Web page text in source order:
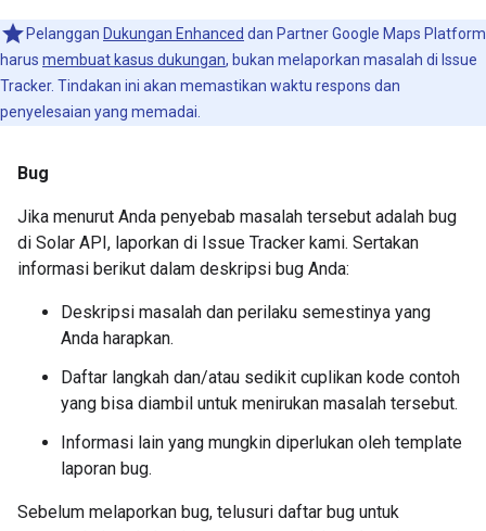
Pelanggan Dukungan Enhanced dan Partner Google Maps Platform
harus membuat kasus dukungan, bukan melaporkan masalah di Issue
Tracker. Tindakan ini akan memastikan waktu respons dan
penyelesaian yang memadai.
Bug
Jika menurut Anda penyebab masalah tersebut adalah bug
di Solar API, laporkan di Issue Tracker kami. Sertakan
informasi berikut dalam deskripsi bug Anda:
Deskripsi masalah dan perilaku semestinya yang
Anda harapkan.
Daftar langkah dan/atau sedikit cuplikan kode contoh
yang bisa diambil untuk menirukan masalah tersebut.
Informasi lain yang mungkin diperlukan oleh template
laporan bug.
Sebelum melaporkan bug, telusuri daftar bug untuk